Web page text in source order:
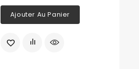
Ajouter Au Panier